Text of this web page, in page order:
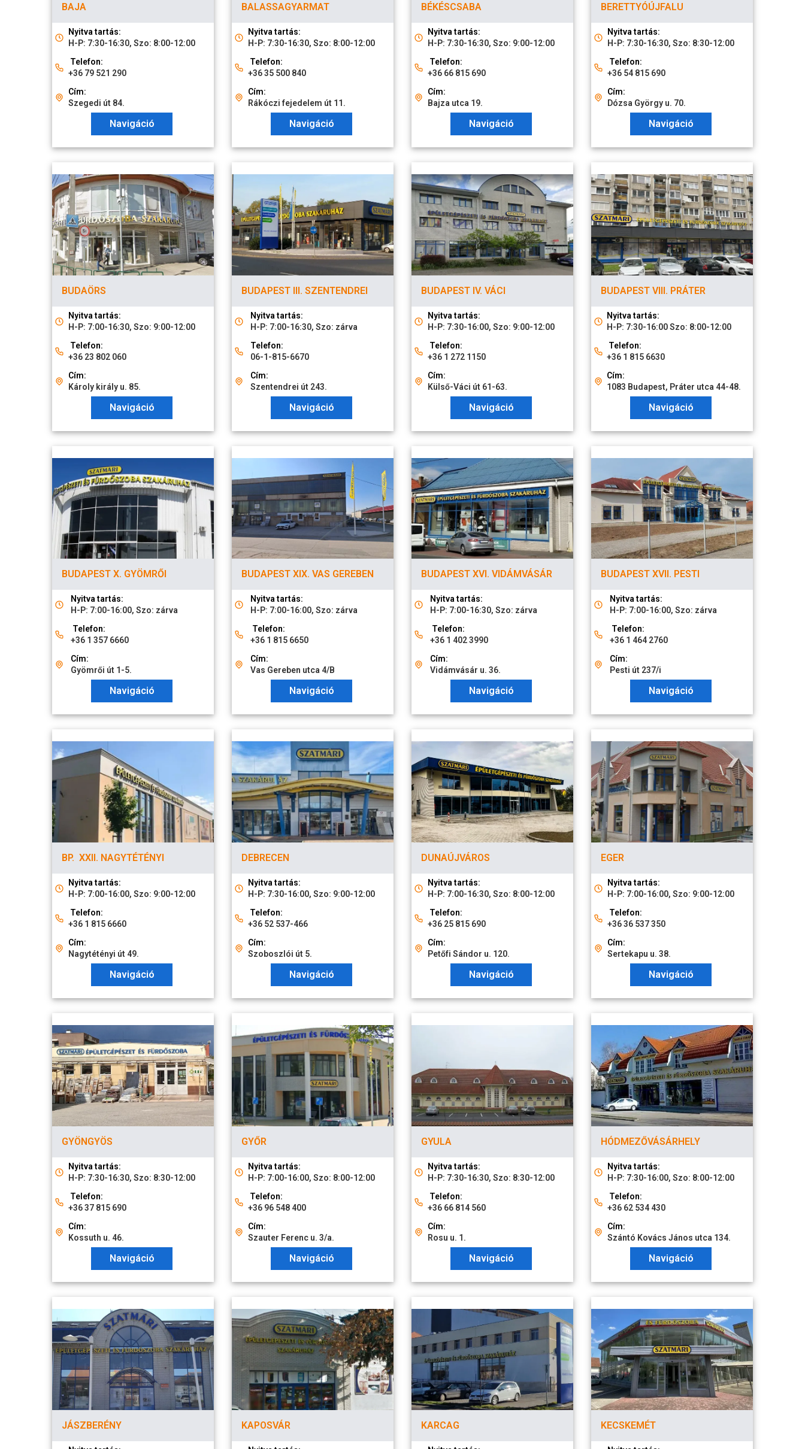
BAJA
Nyitva tartás:
H-P: 7:30-16:30, Szo: 8:00-12:00
Telefon:
+36 79 521 290
Cím:
Szegedi út 84.
Navigáció
BUDAÖRS
Nyitva tartás:
H-P: 7:00-16:30, Szo: 9:00-12:00
Telefon:
+36 23 802 060
Cím:
Károly király u. 85.
Navigáció
BUDAPEST X. GYÖMRŐI
Nyitva tartás:
H-P: 7:00-16:00, Szo: zárva
Telefon:
+36 1 357 6660
Cím:
Gyömrői út 1-5.
Navigáció
BP. XXII. NAGYTÉTÉNYI
Nyitva tartás:
H-P: 7:00-16:00, Szo: 9:00-12:00
Telefon:
+36 1 815 6660
Cím:
Nagytétényi út 49.
Navigáció
GYÖNGYÖS
Nyitva tartás:
H-P: 7:30-16:30, Szo: 8:30-12:00
Telefon:
+36 37 815 690
Cím:
Kossuth u. 46.
Navigáció
JÁSZBERÉNY
BALASSAGYARMAT
Nyitva tartás:
H-P: 7:30-16:30, Szo: 8:00-12:00
Telefon:
+36 35 500 840
Cím:
Rákóczi fejedelem út 11.
Navigáció
BUDAPEST III. SZENTENDREI
Nyitva tartás:
H-P: 7:00-16:30, Szo: zárva
Telefon:
06-1-815-6670
Cím:
Szentendrei út 243.
Navigáció
BUDAPEST XIX. VAS GEREBEN
Nyitva tartás:
H-P: 7:00-16:00, Szo: zárva
Telefon:
+36 1 815 6650
Cím:
Vas Gereben utca 4/B
Navigáció
DEBRECEN
Nyitva tartás:
H-P: 7:30-16:00, Szo: 9:00-12:00
Telefon:
+36 52 537-466
Cím:
Szoboszlói út 5.
Navigáció
GYŐR
Nyitva tartás:
H-P: 7:00-16:00, Szo: 8:00-12:00
Telefon:
+36 96 548 400
Cím:
Szauter Ferenc u. 3/a.
Navigáció
KAPOSVÁR
BÉKÉSCSABA
Nyitva tartás:
H-P: 7:30-16:30, Szo: 9:00-12:00
Telefon:
+36 66 815 690
Cím:
Bajza utca 19.
Navigáció
BUDAPEST IV. VÁCI
Nyitva tartás:
H-P: 7:30-16:00, Szo: 9:00-12:00
Telefon:
+36 1 272 1150
Cím:
Külső-Váci út 61-63.
Navigáció
BUDAPEST XVI. VIDÁMVÁSÁR
Nyitva tartás:
H-P: 7:00-16:30, Szo: zárva
Telefon:
+36 1 402 3990
Cím:
Vidámvásár u. 36.
Navigáció
DUNAÚJVÁROS
Nyitva tartás:
H-P: 7:00-16:30, Szo: 8:00-12:00
Telefon:
+36 25 815 690
Cím:
Petőfi Sándor u. 120.
Navigáció
GYULA
Nyitva tartás:
H-P: 7:30-16:30, Szo: 8:30-12:00
Telefon:
+36 66 814 560
Cím:
Rosu u. 1.
Navigáció
KARCAG
BERETTYÓÚJFALU
Nyitva tartás:
H-P: 7:30-16:30, Szo: 8:30-12:00
Telefon:
+36 54 815 690
Cím:
Dózsa György u. 70.
Navigáció
BUDAPEST VIII. PRÁTER
Nyitva tartás:
H-P: 7:30-16:00 Szo: 8:00-12:00
Telefon:
+36 1 815 6630
Cím:
1083 Budapest, Práter utca 44-48.
Navigáció
BUDAPEST XVII. PESTI
Nyitva tartás:
H-P: 7:00-16:00, Szo: zárva
Telefon:
+36 1 464 2760
Cím:
Pesti út 237/i
Navigáció
EGER
Nyitva tartás:
H-P: 7:00-16:00, Szo: 9:00-12:00
Telefon:
+36 36 537 350
Cím:
Sertekapu u. 38.
Navigáció
HÓDMEZŐVÁSÁRHELY
Nyitva tartás:
H-P: 7:30-16:00, Szo: 8:00-12:00
Telefon:
+36 62 534 430
Cím:
Szántó Kovács János utca 134.
Navigáció
KECSKEMÉT